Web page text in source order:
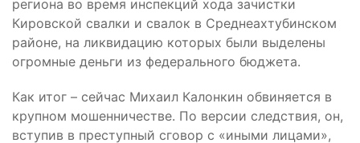
региона во время инспекций хода зачистки
Кировской свалки и свалок в Среднеахтубинском
районе, на ликвидацию которых были выделены
огромные деньги из федерального бюджета.
Как итог – сейчас Михаил Калонкин обвиняется в
крупном мошенничестве. По версии следствия, он,
вступив в преступный сговор с «иными лицами»,